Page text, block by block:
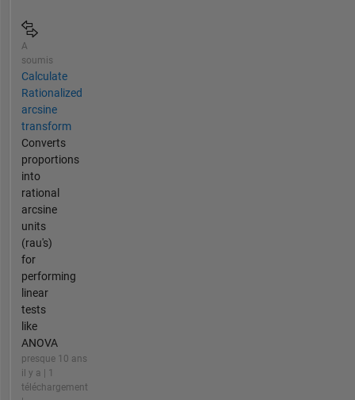
A
soumis
Calculate
Rationalized
arcsine
transform
Converts
proportions
into
rational
arcsine
units
(rau's)
for
performing
linear
tests
like
ANOVA
presque 10 ans
il y a | 1
téléchargement